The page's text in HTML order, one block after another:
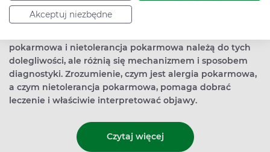
Akceptuj niezbędne
Nadwrażliwość pokarmowa to niepożądane reakcje
organizmu, które występują po spożyciu pokarmów
pokarmowa i nietolerancja pokarmowa należą do tych
dolegliwości, ale różnią się mechanizmem i sposobem
diagnostyki. Zrozumienie, czym jest alergia pokarmowa,
a czym nietolerancja pokarmowa, pomaga dobrać
leczenie i właściwie interpretować objawy.
Czytaj więcej